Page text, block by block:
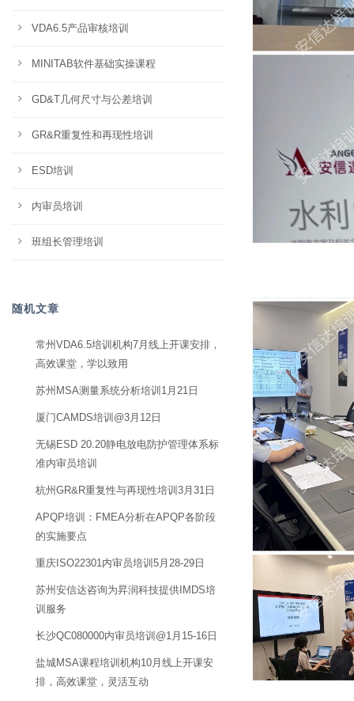
VDA6.5产品审核培训
MINITAB软件基础实操课程
GD&T几何尺寸与公差培训
GR&R重复性和再现性培训
ESD培训
内审员培训
班组长管理培训
随机文章
常州VDA6.5培训机构7月线上开课安排，
高效课堂，学以致用
苏州MSA测量系统分析培训1月21日
厦门CAMDS培训@3月12日
无锡ESD 20.20静电放电防护管理体系标
准内审员培训
杭州GR&R重复性与再现性培训3月31日
APQP培训：FMEA分析在APQP各阶段
的实施要点
重庆ISO22301内审员培训5月28-29日
苏州安信达咨询为昇润科技提供IMDS培
训服务
长沙QC080000内审员培训@1月15-16日
盐城MSA课程培训机构10月线上开课安
排，高效课堂，灵活互动